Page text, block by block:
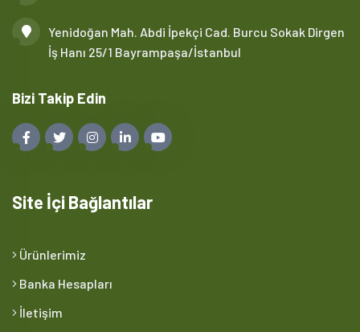
Yenidoğan Mah. Abdi İpekçi Cad. Burcu Sokak Dirgen
İş Hanı 25/1 Bayrampaşa/İstanbul
Bizi Takip Edin
Site İçi Bağlantılar
Ürünlerimiz
Banka Hesapları
İletişim